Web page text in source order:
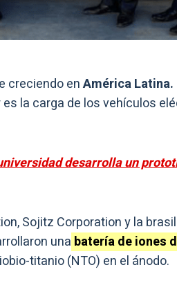
creciendo enAmérica Latina.
la carga de los vehículos
desarrolla un
Sojitz Corporation y la
una batería de iones
titanio (NTO) en el ánodo.